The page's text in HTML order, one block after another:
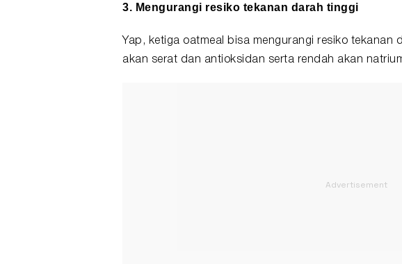
3. Mengurangi resiko tekanan darah tinggi
Yap, ketiga oatmeal bisa mengurangi resiko tekanan
akan serat dan antioksidan serta rendah akan